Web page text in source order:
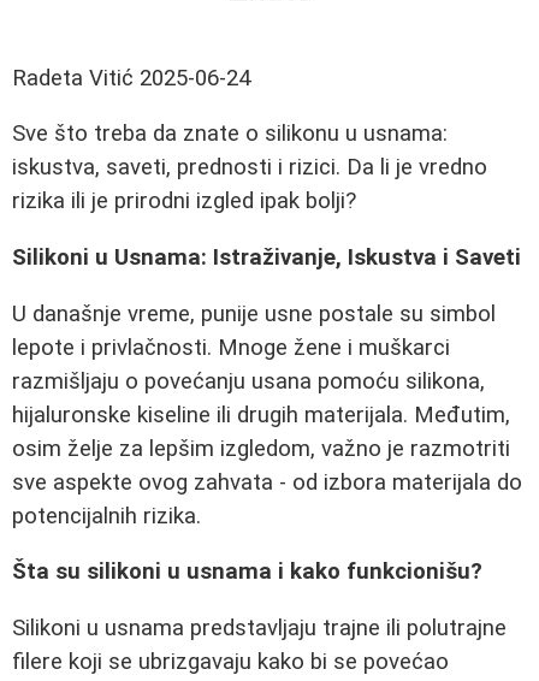
Radeta Vitić 2025-06-24
Sve što treba da znate o silikonu u usnama:
iskustva, saveti, prednosti i rizici. Da li je vredno
rizika ili je prirodni izgled ipak bolji?
Silikoni u Usnama: Istraživanje, Iskustva i Saveti
U današnje vreme, punije usne postale su simbol
lepote i privlačnosti. Mnoge žene i muškarci
razmišljaju o povećanju usana pomoću silikona,
hijaluronske kiseline ili drugih materijala. Međutim,
osim želje za lepšim izgledom, važno je razmotriti
sve aspekte ovog zahvata - od izbora materijala do
potencijalnih rizika.
Šta su silikoni u usnama i kako funkcionišu?
Silikoni u usnama predstavljaju trajne ili polutrajne
filere koji se ubrizgavaju kako bi se povećao